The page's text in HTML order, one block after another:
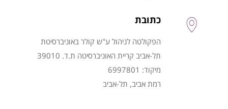
כתובת
הפקולטה לניהול ע"ש קולר באוניברסיטת
תל-אביב קריית האוניברסיטה ת.ד. 39010
מיקוד: 6997801
רמת אביב, תל-אביב